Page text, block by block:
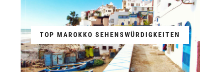
TOP MAROKKO SEHENSWÜRDIGKEITEN